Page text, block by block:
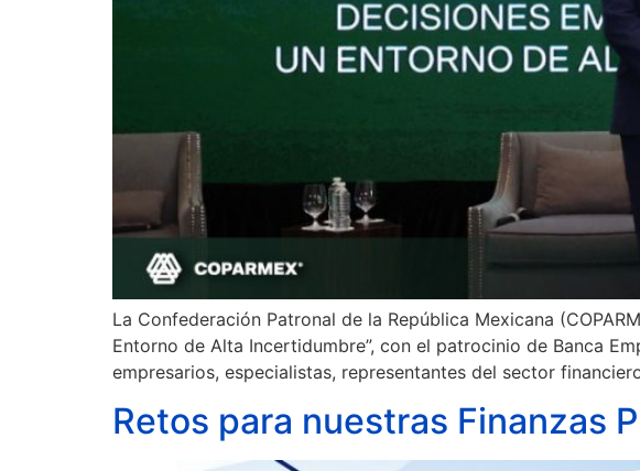
La Confederación Patronal de la República Mexicana
Entorno de Alta Incertidumbre”, con el patrocinio de Banca
empresarios, especialistas, representantes del sector
Retos para nuestras Finanzas